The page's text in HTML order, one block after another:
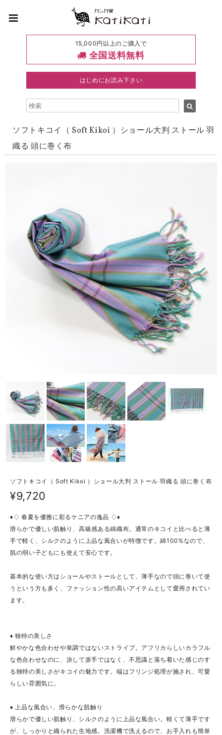
15,000円以上のご購入で
全国送料無料
はじめにお読み下さい
ソフトキコイ（ Soft Kikoi ）ショール大判 ストール 羽
織る 頭に巻く布
ソフトキコイ（ Soft Kikoi ）ショール大判 ストール 羽織る 頭に巻く布
¥9,720
♦♢ 春夏を優雅に彩るケニアの逸品 ♢♦
滑らかで優しい肌触り、高級感ある綿織布。通常のキコイと比べると薄
手で軽く、シルクのように上品な風合いが特徴です。綿100%なので、
肌の弱い子どもにも使えて安心です。
基本的な使い方はショールやストールとして、薄手なので頭に巻いて使
うという方も多く、ファッション性の高いアイテムとして愛用されてい
ます。
♦ 独特の美しさ
鮮やかな色合わせや単調ではないストライプ。アフリカらしいカラフル
な色合わせなのに、決して派手ではなく、不思議と落ち着いた感じのす
る独特の美しさがキコイの魅力です。端はフリンジ処理が施され、可愛
らしい雰囲気に。
♦ 上品な風合い、滑らかな肌触り
滑らかで優しい肌触り、シルクのように上品な風合い。軽くて薄手です
が、しっかりと織られた生地感。洗濯機で洗えるので、お手入れも簡単